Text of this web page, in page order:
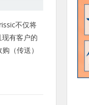
不仅将
有客户的
（传送）